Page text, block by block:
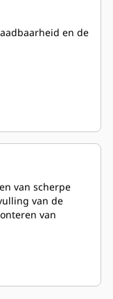
en de
van scherpe
van de
van